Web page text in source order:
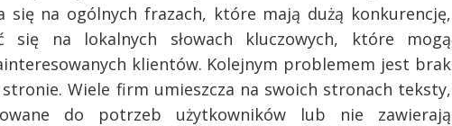
się na ogólnych frazach, które mają dużą konkurencję,
się na lokalnych słowach kluczowych, które mogą
klientów. Kolejnym problemem jest brak
Wiele firm umieszcza na swoich stronach teksty,
do potrzeb użytkowników lub nie zawierają